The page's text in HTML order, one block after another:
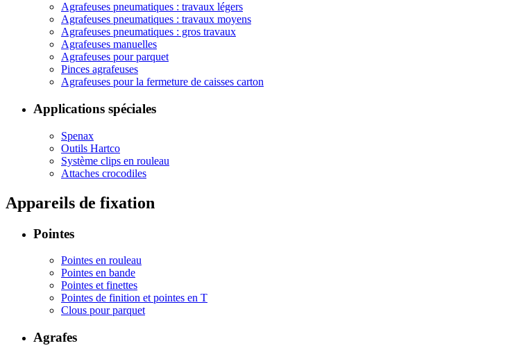
Agrafeuses pneumatiques : travaux légers
Agrafeuses pneumatiques : travaux moyens
Agrafeuses pneumatiques : gros travaux
Agrafeuses manuelles
Agrafeuses pour parquet
Pinces agrafeuses
Agrafeuses pour la fermeture de caisses carton
Applications spéciales
Spenax
Outils Hartco
Système clips en rouleau
Attaches crocodiles
Appareils de fixation
Pointes
Pointes en rouleau
Pointes en bande
Pointes et finettes
Pointes de finition et pointes en T
Clous pour parquet
Agrafes